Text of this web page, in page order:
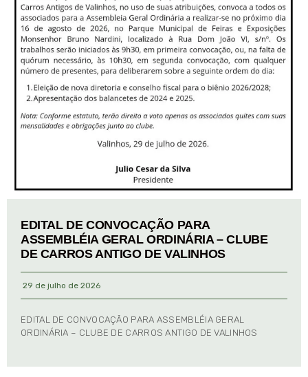
EDITAL DE CONVOCAÇÃO PARA
ASSEMBLÉIA GERAL ORDINÁRIA – CLUBE
DE CARROS ANTIGO DE VALINHOS
29 de julho de 2026
EDITAL DE CONVOCAÇÃO PARA ASSEMBLÉIA GERAL
ORDINÁRIA – CLUBE DE CARROS ANTIGO DE VALINHOS